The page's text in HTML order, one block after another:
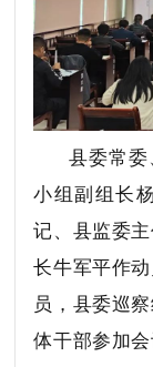
县委常委
小组副组长
记、县监委
长牛军平作
员，县委巡
体干部参加会